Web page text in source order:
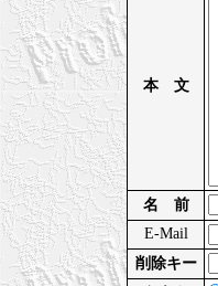
本 文
名 前
E-Mail
削除キー